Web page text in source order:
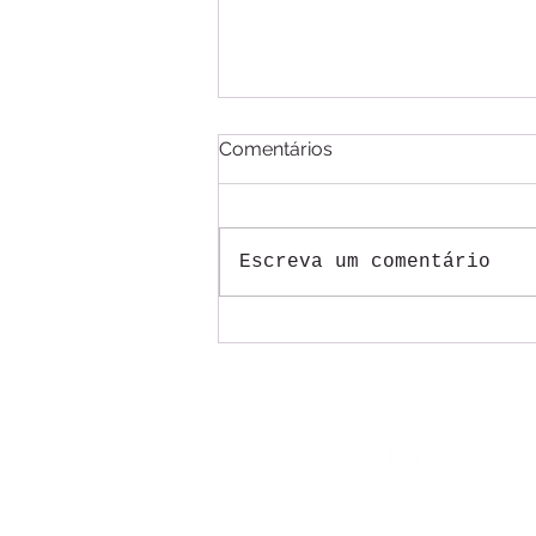
Comentários
Escreva um comentário